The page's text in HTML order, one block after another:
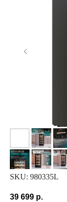
SKU: 980335L
39 699 р.